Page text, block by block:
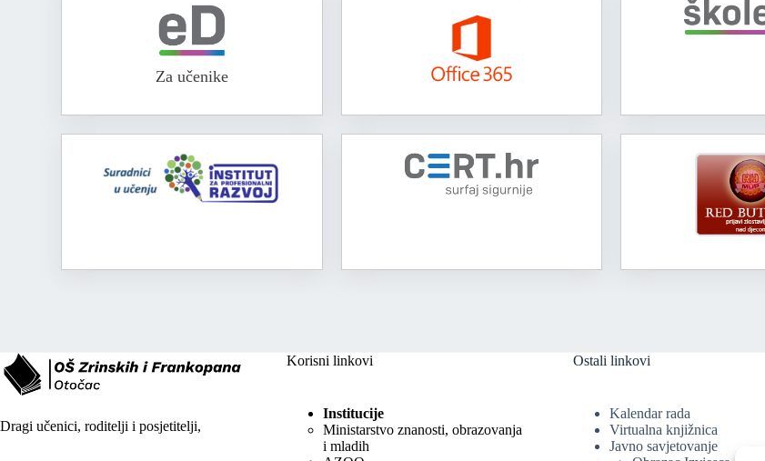
Za učenike
Dragi učenici, roditelji i posjetitelji,
Korisni linkovi
Institucije
Ministarstvo znanosti, obrazovanja
i mladih
Ostali linkovi
Kalendar rada
Virtualna knjižnica
Javno savjetovanje